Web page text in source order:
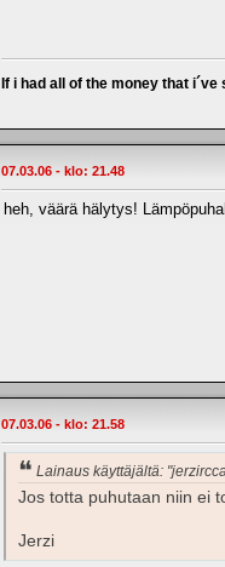
If i had all of the money that
07.03.06 - klo: 21.48
heh, väärä hälytys!
07.03.06 - klo: 21.58
Lainaus käyttäjältä:
Jos totta puhutaan niin ei
Jerzi